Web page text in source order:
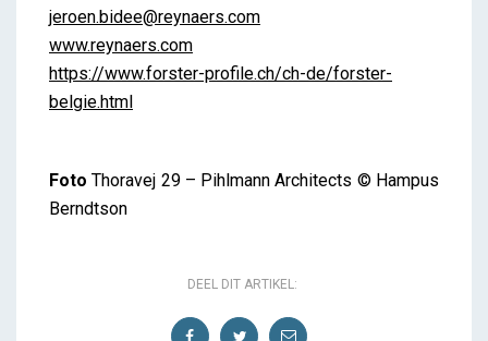
jeroen.bidee@reynaers.com
www.reynaers.com
https://www.forster-profile.ch/ch-de/forster-
belgie.html
FotoThoravej 29 – Pihlmann Architects © Hampus
Berndtson
DEEL DIT ARTIKEL: